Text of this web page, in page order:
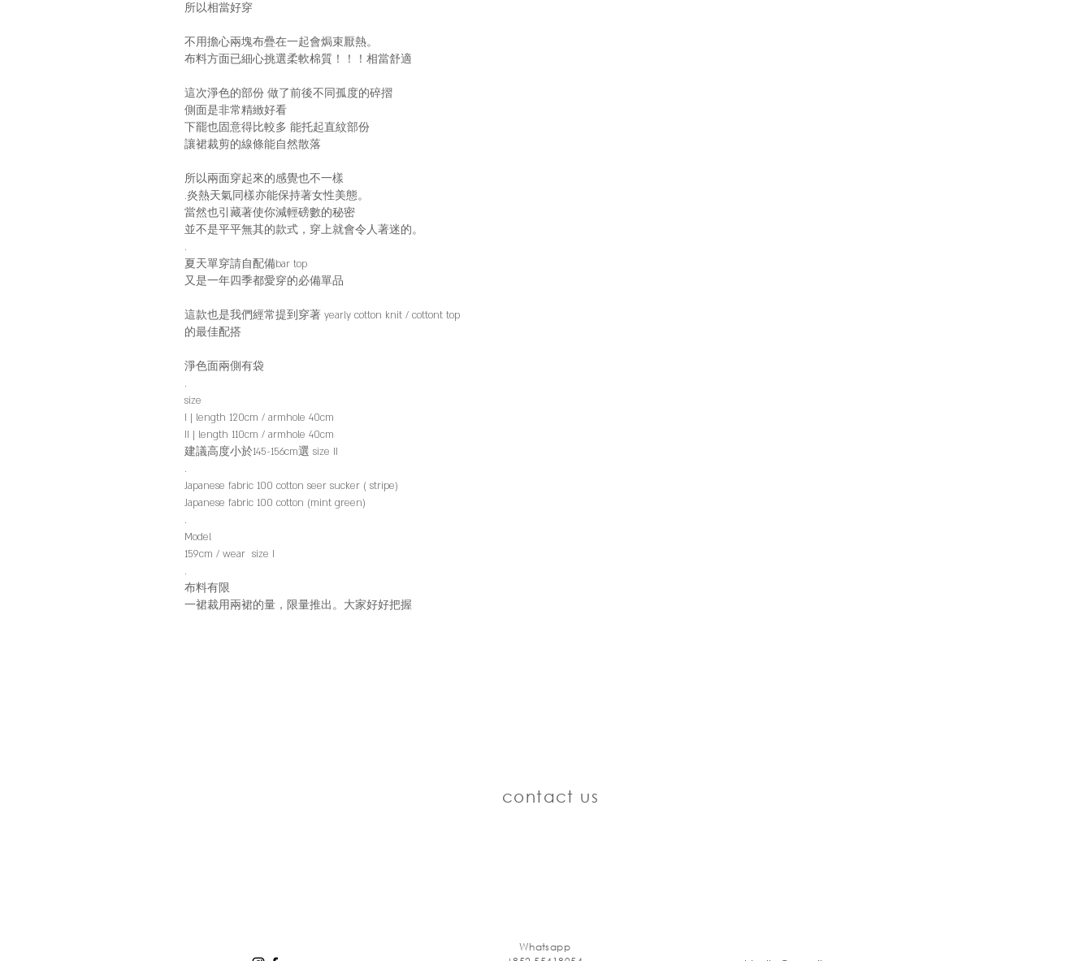
所以相當好穿
不用擔心兩塊布疊在一起會焗束厭熱。
布料方面已細心挑選柔軟棉質！！！相當舒適
這次淨色的部份 做了前後不同孤度的碎摺
側面是非常精緻好看
下罷也固意得比較多 能托起直紋部份
讓裙裁剪的線條能自然散落
所以兩面穿起來的感覺也不一樣
.炎熱天氣同樣亦能保持著女性美態。
當然也引藏著使你減輕磅數的秘密
並不是平平無其的款式，穿上就會令人著迷的。
.
夏天單穿請自配備bar top
又是一年四季都愛穿的必備單品
這款也是我們經常提到穿著 yearly cotton knit / cottont top
的最佳配搭
淨色面兩側有袋
.
size
I | length 120cm / armhole 40cm
II | length 110cm / armhole 40cm
建議高度小於145-156cm選 size II
.
Japanese fabric 100 cotton seer sucker ( stripe)
Japanese fabric 100 cotton (mint green)
.
Model
159cm / wear size I
.
布料有限
一裙裁用兩裙的量，限量推出。大家好好把握
contact us
Whatsapp